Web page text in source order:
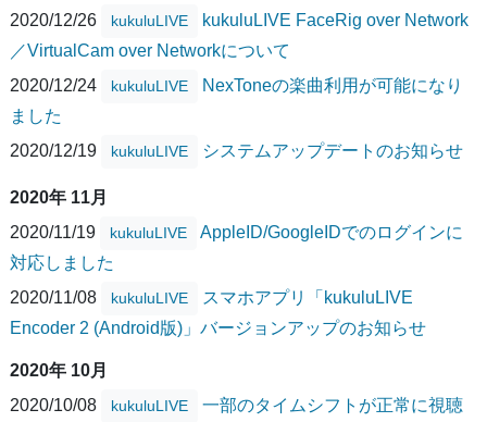
2020/12/26 kukuluLIVE
kukuluLIVE FaceRig over Network
／VirtualCam over Networkについて
2020/12/24
kukuluLIVE
NexToneの楽曲利用が可能になり
ました
2020/12/19
kukuluLIVE システムアップデートのお知らせ
2020年 11月
2020/11/19
kukuluLIVE
AppleID/GoogleIDでのログインに
対応しました
2020/11/08
kukuluLIVE
スマホアプリ「kukuluLIVE
Encoder 2 (Android版)」バージョンアップのお知らせ
2020年 10月
2020/10/08
kukuluLIVE
一部のタイムシフトが正常に視聴